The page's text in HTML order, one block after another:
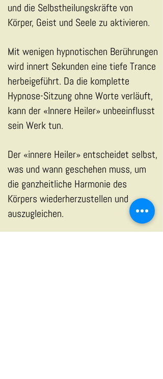
und die Selbstheilungskräfte von
Körper, Geist und Seele zu aktivieren.
Mit wenigen hypnotischen Berührungen
wird innert Sekunden eine tiefe Trance
herbeigeführt. Da die komplette
Hypnose-Sitzung ohne Worte verläuft,
kann der «Innere Heiler» unbeeinflusst
sein Werk tun.
Der «innere Heiler» entscheidet selbst,
was und wann geschehen muss, um
die ganzheitliche Harmonie des
Körpers wiederherzustellen und
auszugleichen.